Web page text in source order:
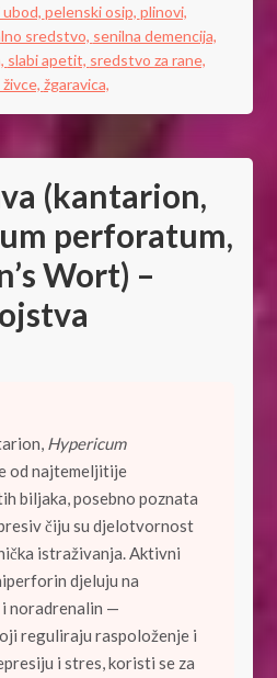
pelenski osip, plinovi,
sredstvo, senilna demencija,
slabi apetit, sredstvo za rane,
žgaravica,
(kantarion,
perforatum,
Wort) –
Hypericum
od najtemeljitije
biljaka, posebno poznata
čiju su djelotvornost
istraživanja. Aktivni
djeluju na
noradrenalin —
reguliraju raspoloženje i
i stres, koristi se za